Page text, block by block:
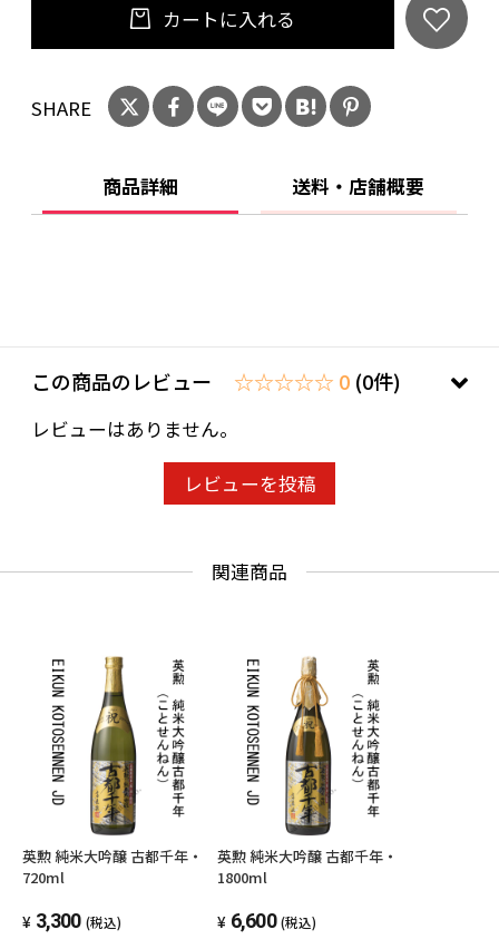
店は20歳未満の方への酒類の販売はいたしてお
ご購入時、「ご注文手続き」画面の「お問い合
わせ欄」に、生年月日を必ず入力してくださ
カートに入れる
SHARE
商品詳細 送料・店舗概要
この商品のレビュー ☆☆☆☆☆ 0 (0件)
レビューはありません。
レビューを投稿
関連商品
英勲 純米大吟醸 古都千年・
720ml
3,300 (税込)
英勲 純米大吟醸 古都千年・
1800ml
6,600 (税込)